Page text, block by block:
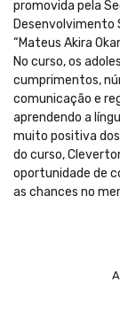
promovida pela
Desenvolvimento
“Mateus Akira
No curso, os
cumprimentos,
comunicação e
aprendendo a
muito positiva
do curso,
oportunidade de
as chances no